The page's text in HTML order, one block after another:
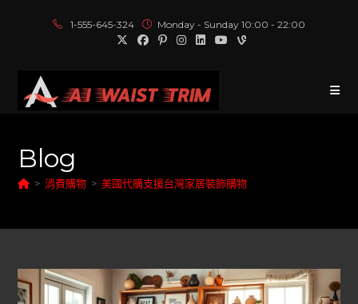
1-555-645-324 Monday - Sunday 10:00 - 22:00
Blog
> 消費購物 > 美國代購支援台灣家居裝飾購物